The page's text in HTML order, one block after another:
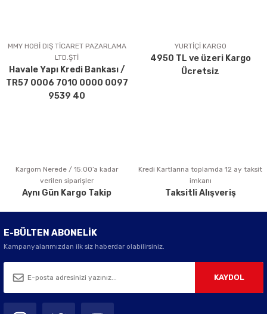
Ürün açıklamasında eksik bilgiler bulunuyor.
Ürün bilgilerinde hatalar bulunuyor.
Ürün fiyatı diğer sitelerden daha pahalı.
Bu ürüne benzer farklı alternatifler olmalı.
Gönder
MMY HOBİ DIŞ TİCARET PAZARLAMA
LTD.ŞTİ
Havale Yapı Kredi Bankası /
TR57 0006 7010 0000 0097
9539 40
YURTİÇİ KARGO
4950 TL ve üzeri Kargo
Ücretsiz
Kargom Nerede / 15:00’a kadar
verilen siparişler
Aynı Gün Kargo Takip
Kredi Kartlarına toplamda 12 ay taksit
imkanı
Taksitli Alışveriş
E-BÜLTEN ABONELİK
Kampanyalarımızdan ilk siz haberdar olabilirsiniz.
KAYDOL